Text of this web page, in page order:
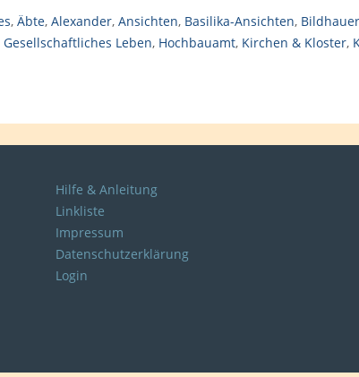
, Äbte, Alexander, Ansichten, Basilika-Ansichten, Bildhauer
Gesellschaftliches Leben, Hochbauamt, Kirchen & Kloster,
Hilfe & Anleitung
Linkliste
Impressum
Datenschutzerklärung
Login